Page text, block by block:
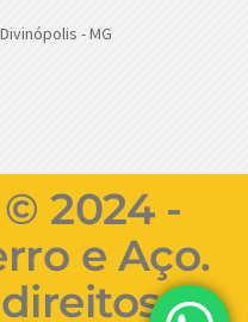
- MG
2024 -
e Aço.